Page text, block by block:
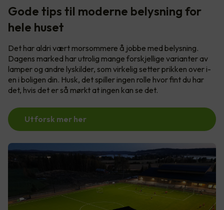
Gode tips til moderne belysning for
hele huset
Det har aldri vært morsommere å jobbe med belysning.
Dagens marked har utrolig mange forskjellige varianter av
lamper og andre lyskilder, som virkelig setter prikken over i-
en i boligen din. Husk, det spiller ingen rolle hvor fint du har
det, hvis det er så mørkt at ingen kan se det.
Utforsk mer her